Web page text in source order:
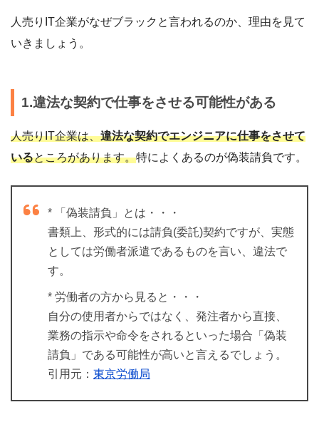
人売りIT企業がなぜブラックと言われるのか、理由を見て
いきましょう。
1.違法な契約で仕事をさせる可能性がある
人売りIT企業は、違法な契約でエンジニアに仕事をさせて
いるところがあります。特によくあるのが偽装請負です。
* 「偽装請負」とは・・・
書類上、形式的には請負(委託)契約ですが、実態
としては労働者派遣であるものを言い、違法で
す。
* 労働者の方から見ると・・・
自分の使用者からではなく、発注者から直接、
業務の指示や命令をされるといった場合「偽装
請負」である可能性が高いと言えるでしょう。
引用元： 東京労働局